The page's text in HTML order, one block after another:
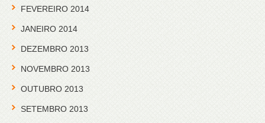
FEVEREIRO 2014
JANEIRO 2014
DEZEMBRO 2013
NOVEMBRO 2013
OUTUBRO 2013
SETEMBRO 2013